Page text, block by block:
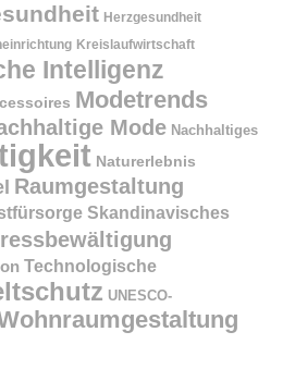
Herzgesundheit
Kreislaufwirtschaft
Intelligenz
Modetrends
Mode Nachhaltiges
Naturerlebnis
Raumgestaltung
Skandinavisches
Technologische
UNESCO-